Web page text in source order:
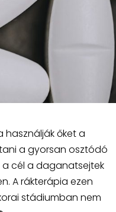
használják őket a
a gyorsan osztódó
a cél a daganatsejtek
A rákterápia ezen
stádiumban nem